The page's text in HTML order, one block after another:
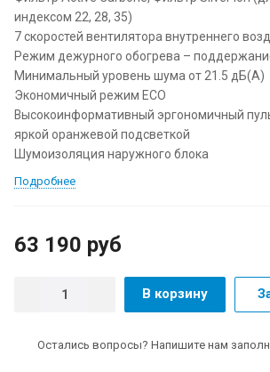
индексом 22, 28, 35)
7 скоростей вентилятора внутреннего
Режим дежурного обогрева –
Минимальный уровень шума от 21.5 дБ(А)
Экономичный режим ECO
Высокоинформативный эргономичный
яркой оранжевой подсветкой
Шумоизоляция наружного блока
Подробнее
63 190 руб
В корзину
Остались вопросы? Напишите нам